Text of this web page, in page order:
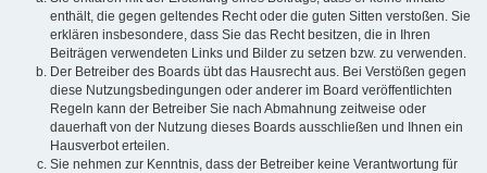
enthält, die gegen geltendes Recht oder die guten Sitten verstoßen. Sie
erklären insbesondere, dass Sie das Recht besitzen, die in Ihren
Beiträgen verwendeten Links und Bilder zu setzen bzw. zu verwenden.
Der Betreiber des Boards übt das Hausrecht aus. Bei Verstößen gegen
diese Nutzungsbedingungen oder anderer im Board veröffentlichten
Regeln kann der Betreiber Sie nach Abmahnung zeitweise oder
dauerhaft von der Nutzung dieses Boards ausschließen und Ihnen ein
Hausverbot erteilen.
Sie nehmen zur Kenntnis, dass der Betreiber keine Verantwortung für